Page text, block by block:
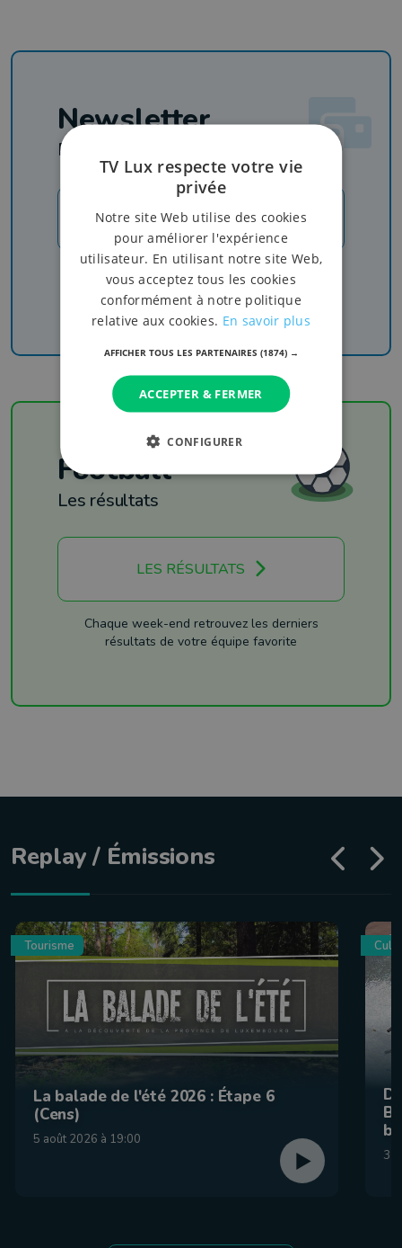
Newsletter
Rejoignez-nous
JE M'INSCRIS
Recevez nos newsletters pour ne rien manquer
de l'info, du sport et de nos émissions
Football
Les résultats
LES RÉSULTATS
Chaque week-end retrouvez les derniers
résultats de votre équipe favorite
Replay / Émissions
Tourisme
La balade de l'été 2026 : Étape 6
(Cens)
5 août 2026 à 19:00
31
TV Lux respecte votre vie
privée
Notre site Web utilise des cookies
pour améliorer l'expérience
utilisateur. En utilisant notre site Web,
vous acceptez tous les cookies
conformément à notre politique
relative aux cookies. En savoir plus
AFFICHER TOUS LES PARTENAIRES (1874) →
ACCEPTER & FERMER
CONFIGURER